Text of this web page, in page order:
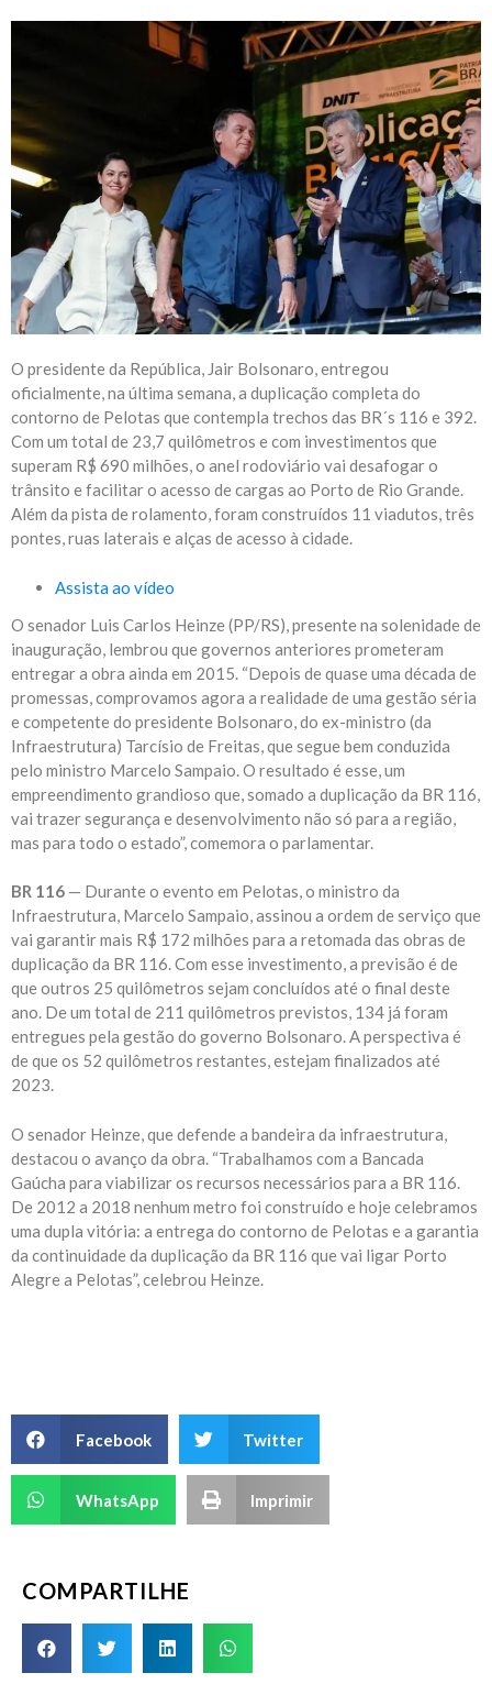
O presidente da República, Jair Bolsonaro, entregou
oficialmente, na última semana, a duplicação completa do
contorno de Pelotas que contempla trechos das BR´s 116 e 392.
Com um total de 23,7 quilômetros e com investimentos que
superam R$ 690 milhões, o anel rodoviário vai desafogar o
trânsito e facilitar o acesso de cargas ao Porto de Rio Grande.
Além da pista de rolamento, foram construídos 11 viadutos, três
pontes, ruas laterais e alças de acesso à cidade.
Assista ao vídeo
O senador Luis Carlos Heinze (PP/RS), presente na solenidade de
inauguração, lembrou que governos anteriores prometeram
entregar a obra ainda em 2015. “Depois de quase uma década de
promessas, comprovamos agora a realidade de uma gestão séria
e competente do presidente Bolsonaro, do ex-ministro (da
Infraestrutura) Tarcísio de Freitas, que segue bem conduzida
pelo ministro Marcelo Sampaio. O resultado é esse, um
empreendimento grandioso que, somado a duplicação da BR 116,
vai trazer segurança e desenvolvimento não só para a região,
mas para todo o estado”, comemora o parlamentar.
BR 116 — Durante o evento em Pelotas, o ministro da
Infraestrutura, Marcelo Sampaio, assinou a ordem de serviço que
vai garantir mais R$ 172 milhões para a retomada das obras de
duplicação da BR 116. Com esse investimento, a previsão é de
que outros 25 quilômetros sejam concluídos até o final deste
ano. De um total de 211 quilômetros previstos, 134 já foram
entregues pela gestão do governo Bolsonaro. A perspectiva é
de que os 52 quilômetros restantes, estejam finalizados até
2023.
O senador Heinze, que defende a bandeira da infraestrutura,
destacou o avanço da obra. “Trabalhamos com a Bancada
Gaúcha para viabilizar os recursos necessários para a BR 116.
De 2012 a 2018 nenhum metro foi construído e hoje celebramos
uma dupla vitória: a entrega do contorno de Pelotas e a garantia
da continuidade da duplicação da BR 116 que vai ligar Porto
Alegre a Pelotas”, celebrou Heinze.
Facebook Twitter
WhatsApp Imprimir
COMPARTILHE